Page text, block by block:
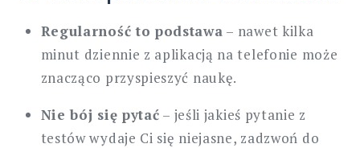
Regularność to podstawa – nawet kilka
minut dziennie z aplikacją na telefonie może
znacząco przyspieszyć naukę.
Nie bój się pytać – jeśli jakieś pytanie z
testów wydaje Ci się niejasne, zadzwoń do